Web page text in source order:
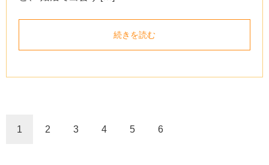
続きを読む
1 2 3 4 5 6